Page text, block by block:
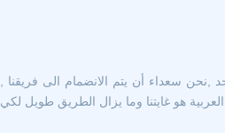
سعداء أن يتم الانضمام الى فريقنا ,
هو غايتنا وما يزال الطريق طويل لكي